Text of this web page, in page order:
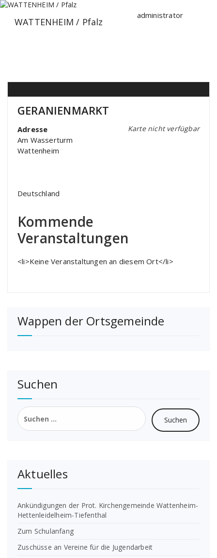
Zum
springenWATTENHEIM / Pfalz
administrator
GERANIENMARKT
Karte nicht verfügbar
Adresse
Am Wasserturm
Wattenheim
Deutschland
Kommende
Veranstaltungen
<li>Keine Veranstaltungen an diesem Ort</li>
Wappen der Ortsgemeinde
Suchen
Suchen
nach:
Aktuelles
Ankündigungen der Prot. Kirchengemeinde Wattenheim-
Hettenleidelheim-Tiefenthal
Zum Schulanfang
Zuschüsse an Vereine für die Jugendarbeit